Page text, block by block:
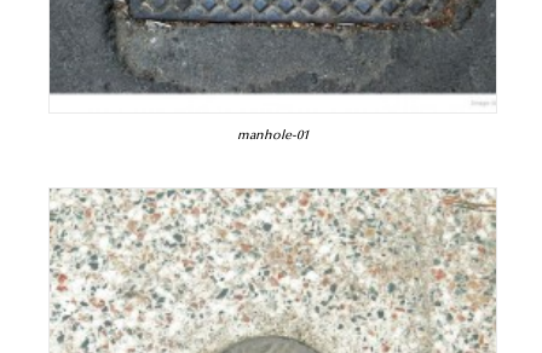
manhole-01